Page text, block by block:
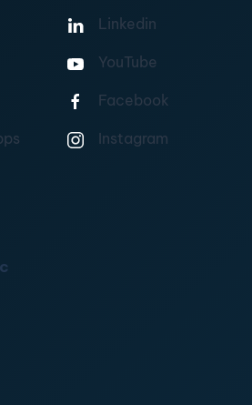
Linkedin
YouTube
Facebook
Instagram